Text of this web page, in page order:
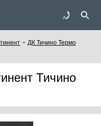
- ДК Тичино Термо
Тичино